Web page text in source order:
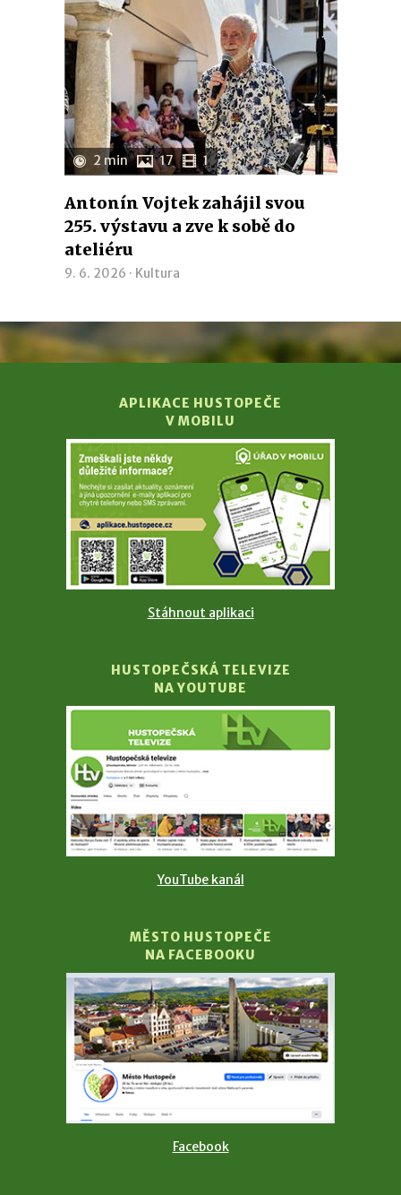
2 min 17 1
Antonín Vojtek zahájil svou
255. výstavu a zve k sobě do
ateliéru
9. 6. 2026 · Kultura
APLIKACE HUSTOPEČE
V MOBILU
Stáhnout aplikaci
HUSTOPEČSKÁ TELEVIZE
NA YOUTUBE
YouTube kanál
MĚSTO HUSTOPEČE
NA FACEBOOKU
Facebook